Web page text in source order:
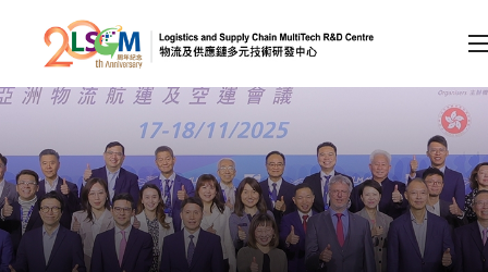
跳到内容（按回车键）
会员登录
A A EN 繁 简